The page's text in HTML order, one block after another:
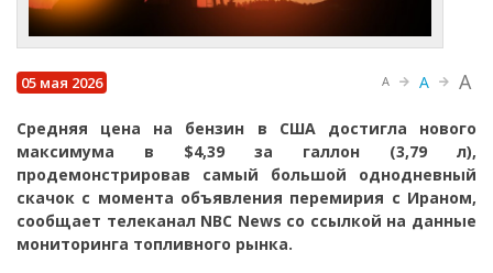
05 мая 2026 A A A
Средняя цена на бензин в США достигла нового
максимума в $4,39 за галлон (3,79 л),
продемонстрировав самый большой однодневный
скачок с момента объявления перемирия с Ираном,
сообщает телеканал NBC News со ссылкой на данные
мониторинга топливного рынка.